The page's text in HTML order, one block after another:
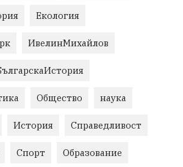
Екология
ИвелинМихайлов
Общество наука
История Справедливост
Спорт Образование